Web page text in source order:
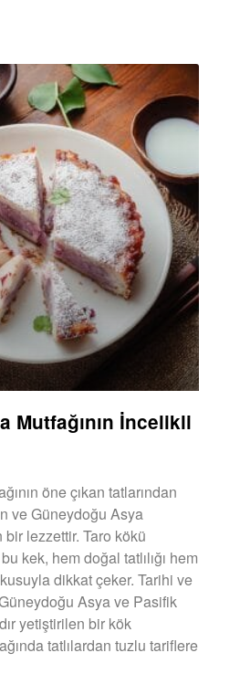
Mutfağının İncelikli
öne çıkan tatlarından
ve Güneydoğu Asya
lezzettir. Taro kökü
kek, hem doğal tatlılığı hem
dikkat çeker. Tarihi ve
Asya ve Pasifik
yetiştirilen bir kök
tatlılardan tuzlu tariflere